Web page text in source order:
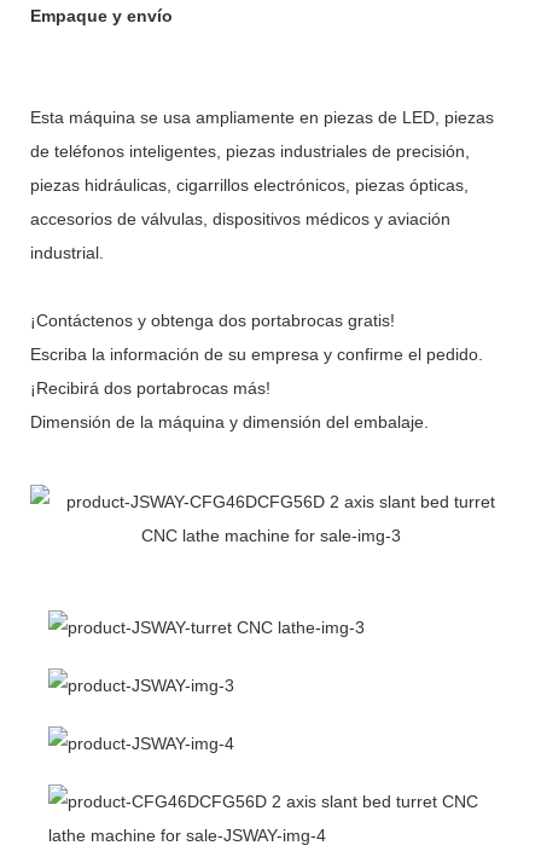
Empaque y envío
Esta máquina se usa ampliamente en piezas de LED, piezas
de teléfonos inteligentes, piezas industriales de precisión,
piezas hidráulicas, cigarrillos electrónicos, piezas ópticas,
accesorios de válvulas, dispositivos médicos y aviación
industrial.
¡Contáctenos y obtenga dos portabrocas gratis!
Escriba la información de su empresa y confirme el pedido.
¡Recibirá dos portabrocas más!
Dimensión de la máquina y dimensión del embalaje.